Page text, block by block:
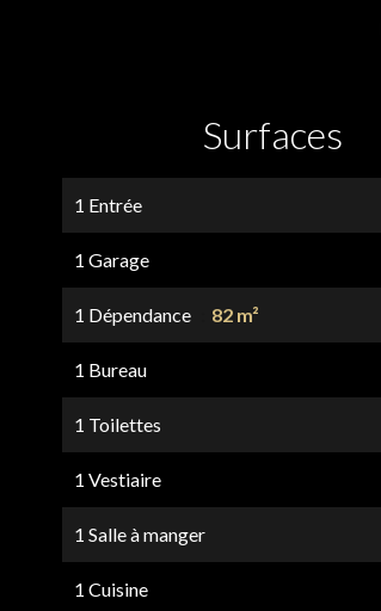
Surfaces
1 Entrée
1 Garage
1 Dépendance 82 m²
1 Bureau
1 Toilettes
1 Vestiaire
1 Salle à manger
1 Cuisine